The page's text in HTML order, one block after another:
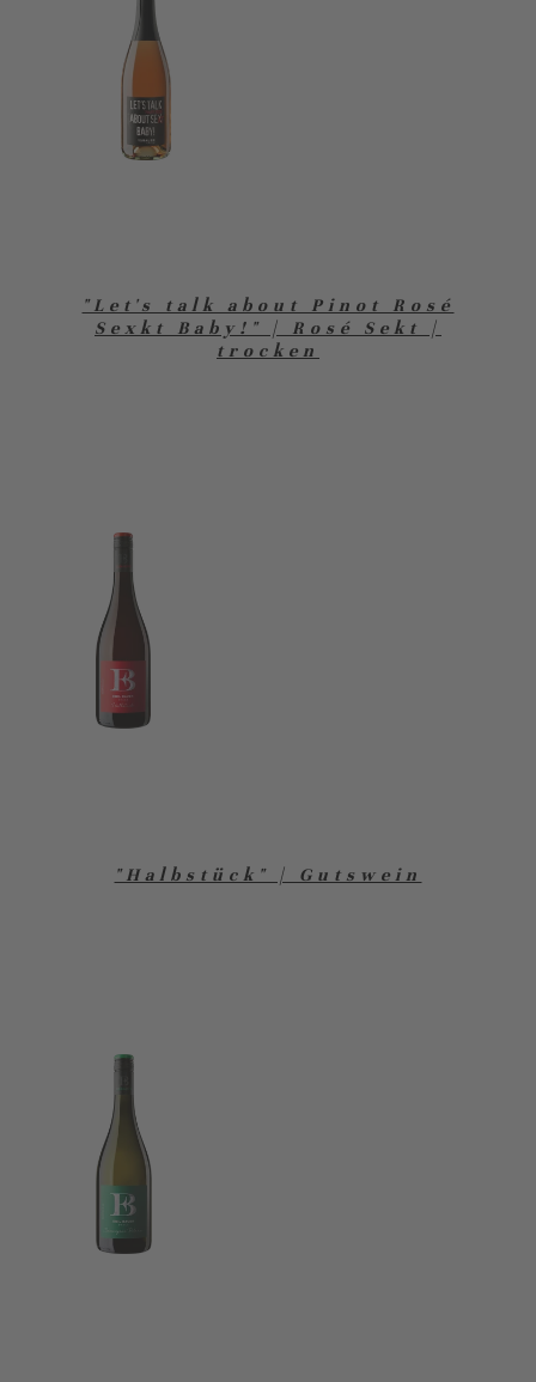
"Let's talk about Pinot Rosé
Sexkt Baby!" | Rosé Sekt |
trocken
"Halbstück" | Gutswein